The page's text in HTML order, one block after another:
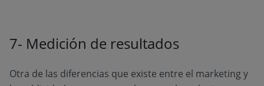
7- Medición de resultados
Otra de las diferencias que existe entre el marketing y